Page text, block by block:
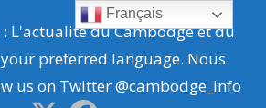
L'actualité du Cambodge et du
preferred language. Nous
us on Twitter @cambodge_info
Français